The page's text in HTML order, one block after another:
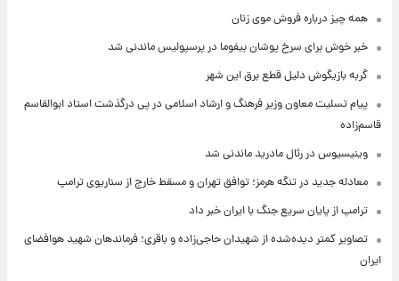
همه چیز درباره فروش موی زنان
خبر خوش برای سرخ پوشان بیفوما در پرسپولیس ماندنی شد
گربه بازیگوش دلیل قطع برق این شهر
پیام تسلیت معاون وزیر فرهنگ و ارشاد اسلامی در پی درگذشت استاد ابوالقاسم
قاسم‌زاده
وینیسیوس در رئال مادرید ماندنی شد
معادله جدید در تنگه هرمز؛ توافق تهران و مسقط خارج از سناریوی ترامپ
ترامپ از پایان سریع جنگ با ایران خبر داد
تصاویر کمتر دیده‌شده از شهیدان حاجی‌زاده و باقری؛ فرماندهان شهید هوافضای
ایران